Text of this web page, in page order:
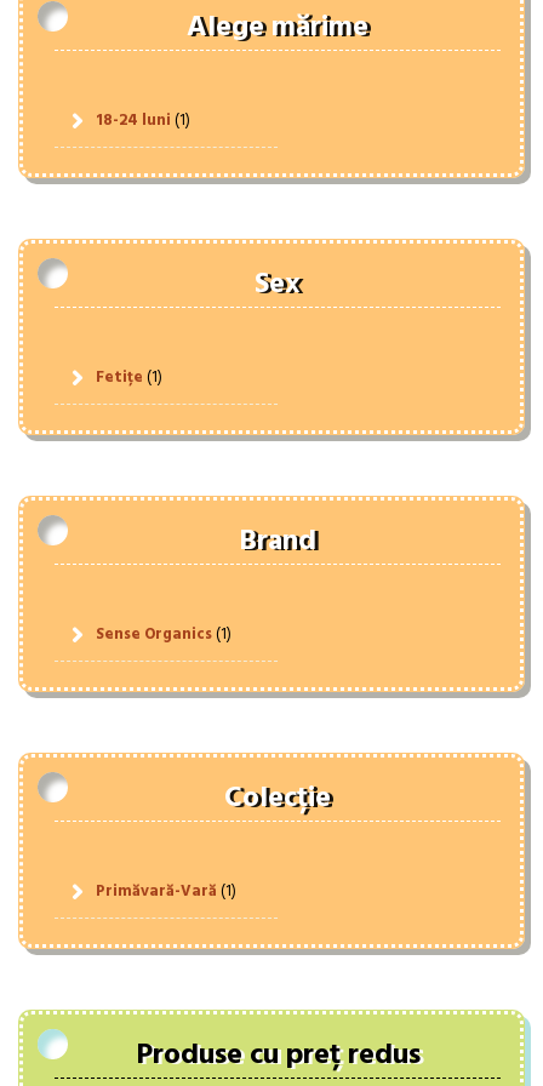
Alege mărime
18-24 luni(1)
Sex
Fetițe(1)
Brand
Sense Organics(1)
Colecție
Primăvară-Vară(1)
Produse cu preț redus